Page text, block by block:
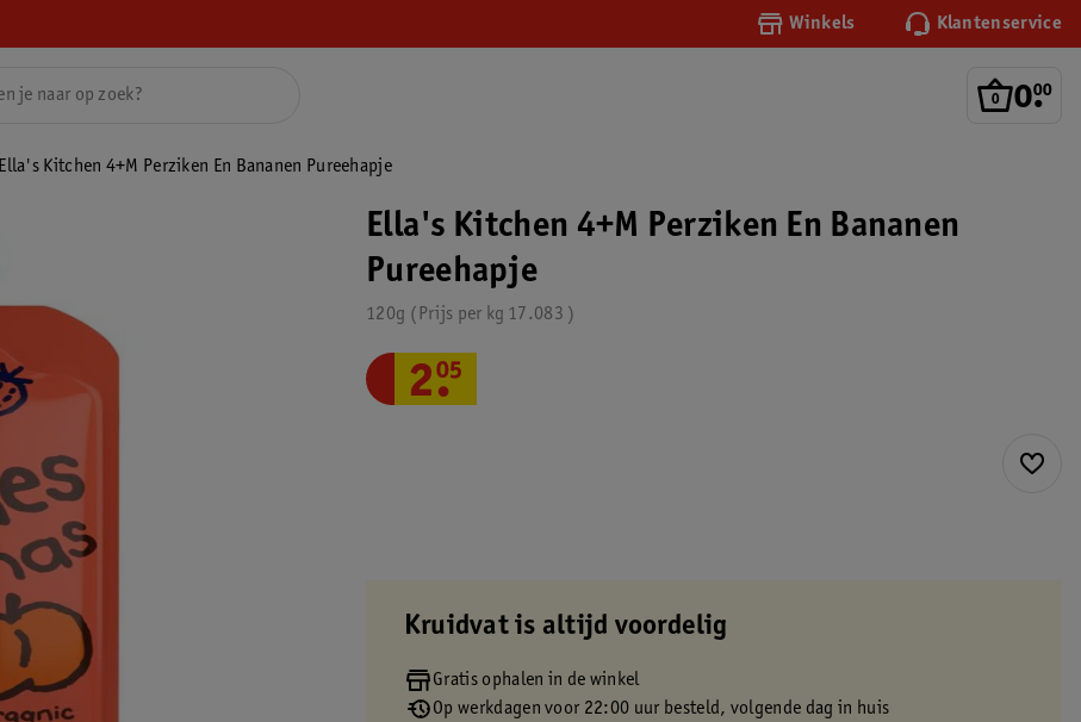
Winkels Klantenservice
0.
00
Ella's Kitchen 4+M Perziken En Bananen Pureehapje
Ella's Kitchen 4+M Perziken En Bananen
Pureehapje
120g 17.083
Prijs per kg
2.
05
Kruidvat is altijd voordelig
Gratis ophalen in de winkel
Op werkdagen voor 22:00 uur besteld, volgende dag in huis